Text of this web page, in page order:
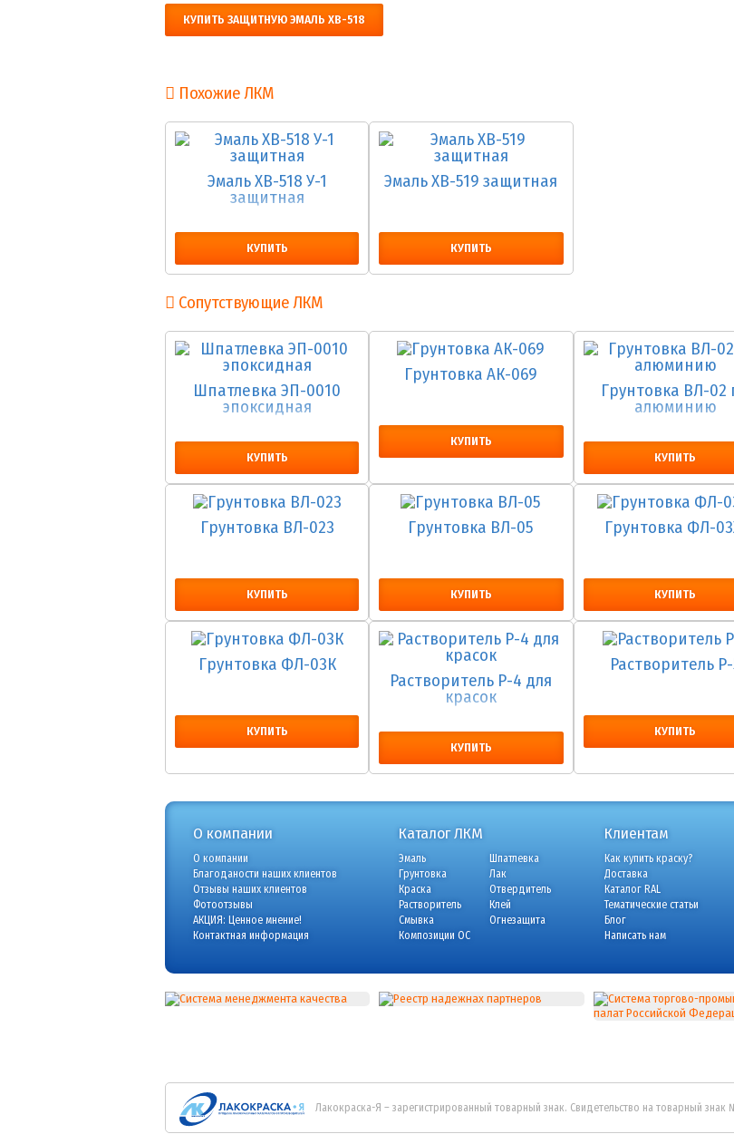
КУПИТЬ ЗАЩИТНУЮ ЭМАЛЬ ХВ-518
Похожие ЛКМ
Эмаль ХВ-518 У-1
защитная
КУПИТЬ
Эмаль ХВ-519 защитная
КУПИТЬ
Сопутствующие ЛКМ
Шпатлевка ЭП-0010
эпоксидная
КУПИТЬ
Грунтовка АК-069
КУПИТЬ
Грунтовка ВЛ-02
алюминию
КУПИТЬ
Грунтовка ВЛ-023
КУПИТЬ
Грунтовка ВЛ-05
КУПИТЬ
Грунтовка ФЛ-
КУПИТЬ
Грунтовка ФЛ-03К
КУПИТЬ
Растворитель Р-4 для
красок
КУПИТЬ
Растворитель
КУПИТЬ
О компании
О компании
Благоданости наших клиентов
Отзывы наших клиентов
Фотоотзывы
АКЦИЯ: Ценное мнение!
Контактная информация
Каталог ЛКМ
Эмаль
Шпатлевка
Грунтовка
Лак
Краска
Отвердитель
Растворитель
Клей
Смывка
Огнезащита
Композиции ОС
Клиентам
Как купить краску?
Доставка
Каталог RAL
Тематические статьи
Блог
Написать нам
Лакокраска-Я – зарегистрированный товарный знак. Свидетельство на товарный